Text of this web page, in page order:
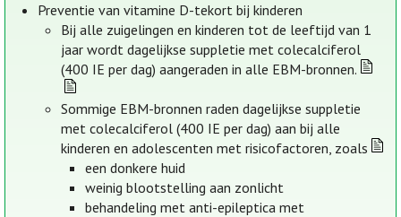
Preventie van vitamine D-tekort bij kinderen
Bij alle zuigelingen en kinderen tot de leeftijd van 1
jaar wordt dagelijkse suppletie met colecalciferol
(400 IE per dag) aangeraden in alle EBM-bronnen.
Sommige EBM-bronnen raden dagelijkse suppletie
met colecalciferol (400 IE per dag) aan bij alle
kinderen en adolescenten met risicofactoren, zoals
een donkere huid
weinig blootstelling aan zonlicht
behandeling met anti-epileptica met